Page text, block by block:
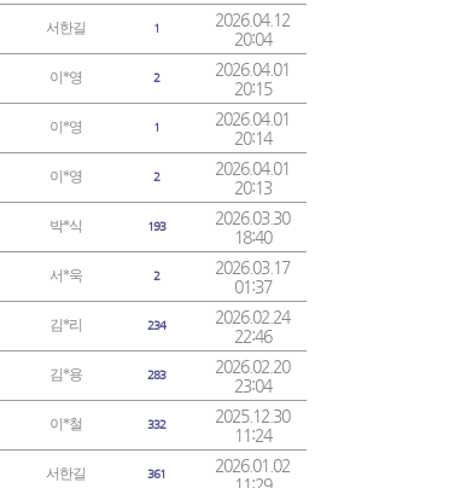
서한길 1
2026.04.12
20:04
이*영 2
2026.04.01
20:15
이*영 1
2026.04.01
20:14
이*영 2
2026.04.01
20:13
박*식 193
2026.03.30
18:40
서*욱 2
2026.03.17
01:37
김*리 234
2026.02.24
22:46
김*용 283
2026.02.20
23:04
이*철 332
2025.12.30
11:24
서한길 361
2026.01.02